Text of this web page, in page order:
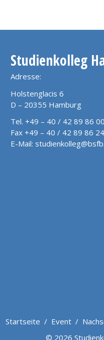
Studienkolleg
Adresse:
Holstenglacis 6
D – 20355 Hamburg
Tel. +49 – 40 / 42 89 86 00
Fax +49 – 40 / 42 89 86
E-Mail:
Startseite / Event/
© 2026